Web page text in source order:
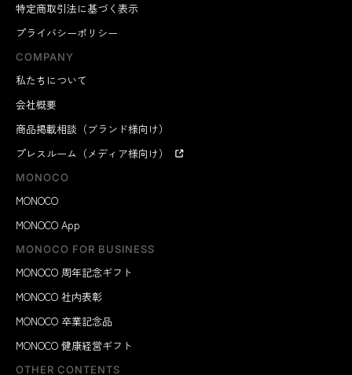
特定商取引法に基づく表示
プライバシーポリシー
COMPANY
私たちについて
会社概要
商品掲載相談（ブランド様向け）
プレスルーム（メディア様向け）
MONOCO
MONOCO
MONOCO App
MONOCO FOR BUSINESS
MONOCO 周年記念ギフト
MONOCO 社内表彰
MONOCO 卒業記念品
MONOCO 健康経営ギフト
OTHER CONTENTS